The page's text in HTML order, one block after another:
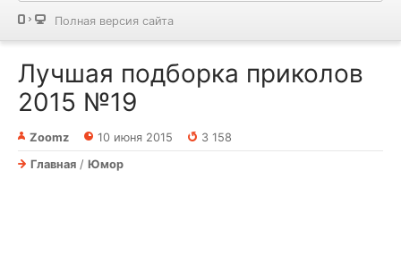
Полная версия сайта
Лучшая подборка приколов
2015 №19
Zoomz 10 июня 2015
3 158
Главная / Юмор